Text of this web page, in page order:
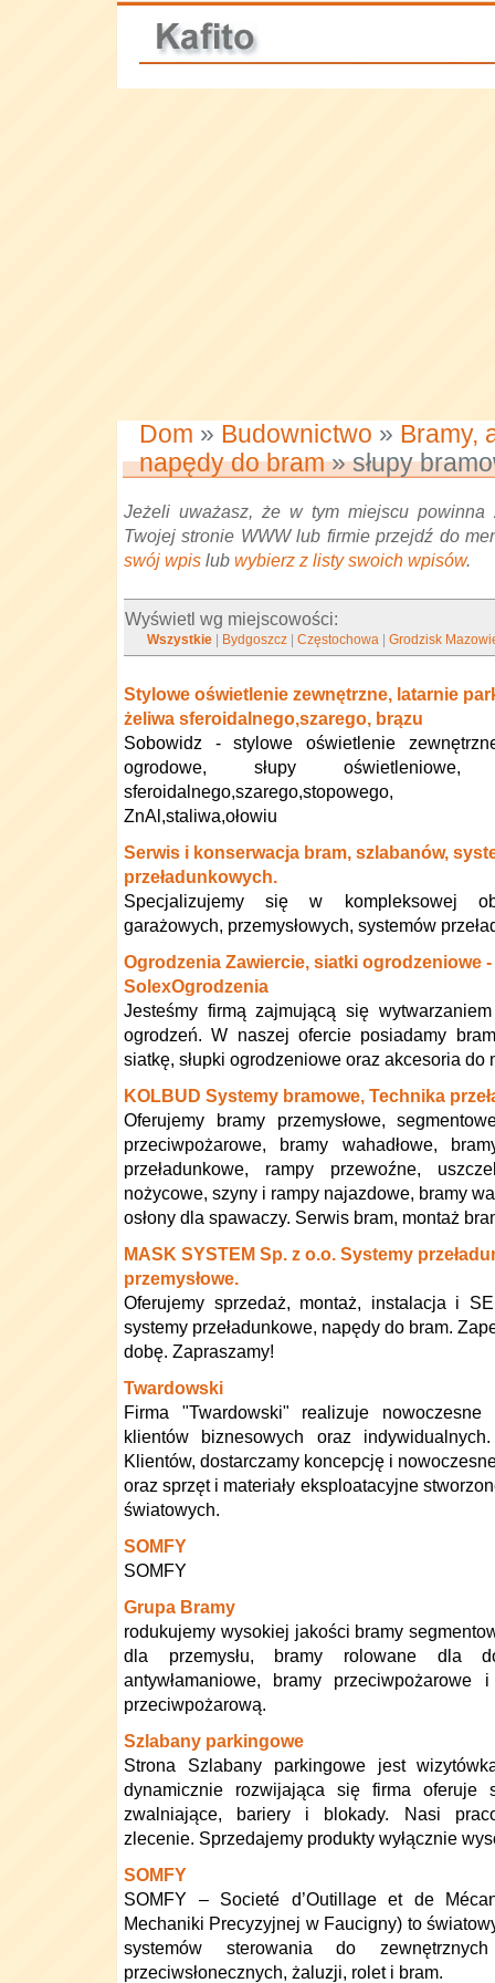
Dom » Budownictwo » Bramy,
napędy do bram» słupy
Jeżeli uważasz, że w tym miejscu powinna
Twojej stronie WWW lub firmie przejdź do
swój wpis lub wybierz z listy swoich wpisów.
Wyświetl wg miejscowości:
Wszystkie Bydgoszcz |Częstochowa |Grodzisk
Stylowe oświetlenie zewnętrzne, latarnie
żeliwa sferoidalnego,szarego, brązu
Sobowidz - stylowe oświetlenie
ogrodowe, słupy
sferoidalnego,szarego,stopowego,
ZnAl,staliwa,ołowiu
Serwis i konserwacja bram, szlabanów,
przeładunkowych.
Specjalizujemy się w kompleksowej
garażowych, przemysłowych, systemów
Ogrodzenia Zawiercie, siatki ogrodzeniowe -
SolexOgrodzenia
Jesteśmy firmą zajmującą się
ogrodzeń. W naszej ofercie posiadamy
siatkę, słupki ogrodzeniowe oraz akcesoria do
KOLBUD Systemy bramowe, Technika
Oferujemy bramy przemysłowe,
przeciwpożarowe, bramy wahadłowe,
przeładunkowe, rampy przewoźne,
nożycowe, szyny i rampy najazdowe, bramy
osłony dla spawaczy. Serwis bram, montaż
MASK SYSTEM Sp. z o.o. Systemy
przemysłowe.
Oferujemy sprzedaż, montaż, instalacja i
systemy przeładunkowe, napędy do bram.
dobę. Zapraszamy!
Twardowski
Firma "Twardowski" realizuje nowoczesne
klientów biznesowych oraz
Klientów, dostarczamy koncepcję i
oraz sprzęt i materiały eksploatacyjne
światowych.
SOMFY
SOMFY
Grupa Bramy
rodukujemy wysokiej jakości bramy
dla przemysłu, bramy rolowane dla
antywłamaniowe, bramy
przeciwpożarową.
Szlabany parkingowe
Strona Szlabany parkingowe jest
dynamicznie rozwijająca się firma oferuje
zwalniające, bariery i blokady. Nasi
zlecenie. Sprzedajemy produkty wyłącznie
SOMFY
SOMFY – Societé d’Outillage et de
Mechaniki Precyzyjnej w Faucigny) to
systemów sterowania do
przeciwsłonecznych, żaluzji, rolet i bram.